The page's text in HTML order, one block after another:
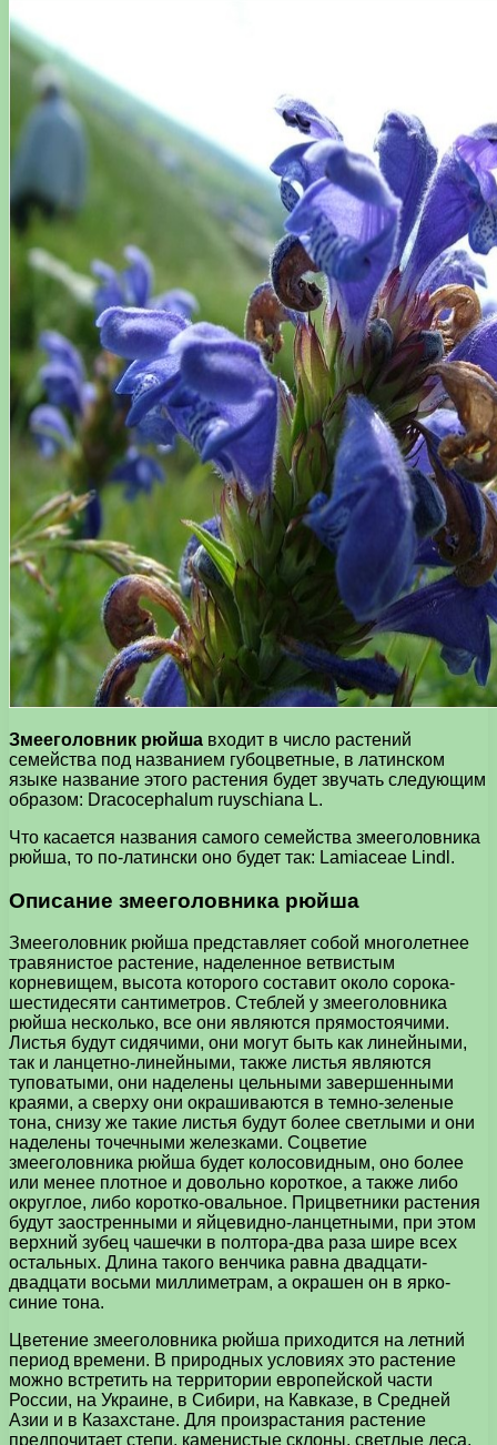
Змееголовник рюйша входит в число растений
семейства под названием губоцветные, в латинском
языке название этого растения будет звучать следующим
образом: Dracocephalum ruyschiana L.
Что касается названия самого семейства змееголовника
рюйша, то по-латински оно будет так: Lamiaceae Lindl.
Описание змееголовника рюйша
Змееголовник рюйша представляет собой многолетнее
травянистое растение, наделенное ветвистым
корневищем, высота которого составит около сорока-
шестидесяти сантиметров. Стеблей у змееголовника
рюйша несколько, все они являются прямостоячими.
Листья будут сидячими, они могут быть как линейными,
так и ланцетно-линейными, также листья являются
туповатыми, они наделены цельными завершенными
краями, а сверху они окрашиваются в темно-зеленые
тона, снизу же такие листья будут более светлыми и они
наделены точечными железками. Соцветие
змееголовника рюйша будет колосовидным, оно более
или менее плотное и довольно короткое, а также либо
округлое, либо коротко-овальное. Прицветники растения
будут заостренными и яйцевидно-ланцетными, при этом
верхний зубец чашечки в полтора-два раза шире всех
остальных. Длина такого венчика равна двадцати-
двадцати восьми миллиметрам, а окрашен он в ярко-
синие тона.
Цветение змееголовника рюйша приходится на летний
период времени. В природных условиях это растение
можно встретить на территории европейской части
России, на Украине, в Сибири, на Кавказе, в Средней
Азии и в Казахстане. Для произрастания растение
предпочитает степи, каменистые склоны, светлые леса,